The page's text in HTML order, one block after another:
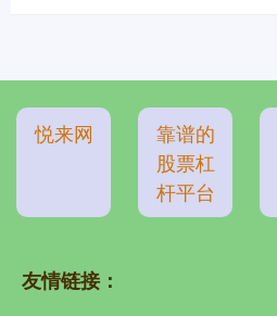
悦来网
靠谱的
股票杠
杆平台
友情链接：